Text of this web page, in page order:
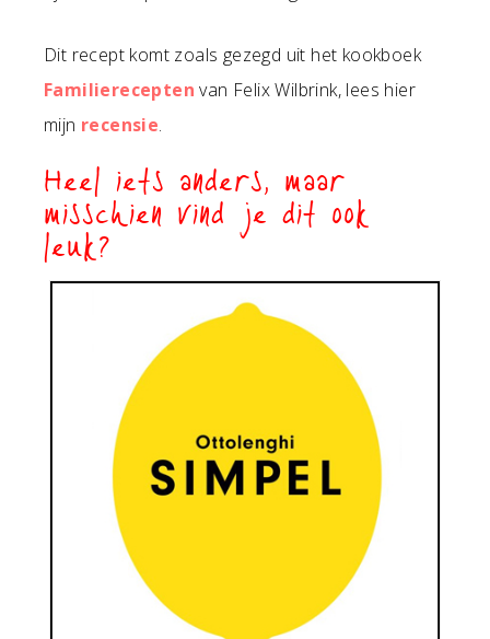
Dit recept komt zoals gezegd uit het kookboek
Familierecepten van Felix Wilbrink, lees hier
mijn recensie.
Heel iets anders, maar
misschien vind je dit ook
leuk?